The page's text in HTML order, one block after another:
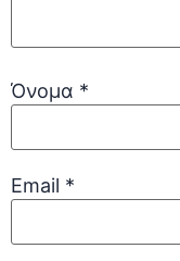
Όνομα *
Email *